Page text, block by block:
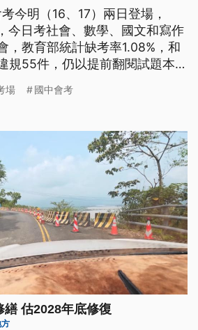
今明（16、17）兩日登場，
今日考社會、數學、國文和寫作
，教育部統計缺考率1.08%，和
規55件，仍以提前翻閱試題本、
場 國中會考
估2028年底修復